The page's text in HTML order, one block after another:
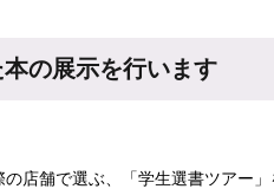
の展示を行います
店舗で選ぶ、「学生選書ツアー